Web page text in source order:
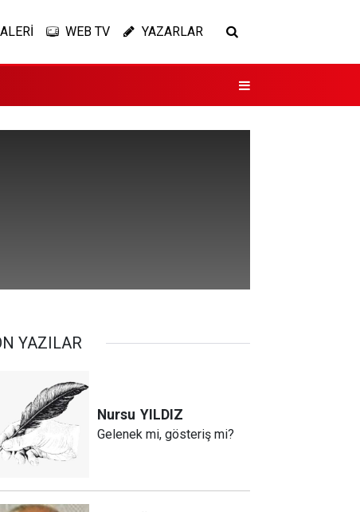
WEB TV YAZARLAR
YAZILAR
Nursu YILDIZ
Gelenek mi, gösteriş mi?